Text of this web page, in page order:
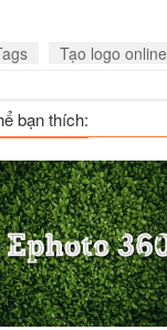
Tạo logo online
bạn thích: